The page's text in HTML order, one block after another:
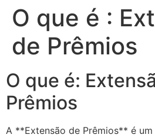
O que é :
de Prêmios
O que é:
Prêmios
A **Extensão de Prêmios** é